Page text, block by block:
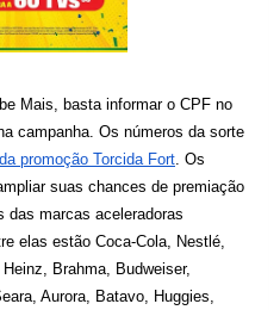
Mais, basta informar o CPF no
campanha. Os números da sorte
promoção Torcida Fort Os
suas chances de premiação
das marcas aceleradoras
elas estão Coca-Cola, Nestlé,
Brahma, Budweiser,
Aurora, Batavo, Huggies,